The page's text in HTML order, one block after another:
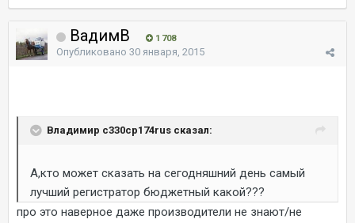
ВадимВ 1 708
Опубликовано 30 января, 2015
Владимир c330cp174rus сказал:
А,кто может сказать на сегодняшний день самый
лучший регистратор бюджетный какой???
про это наверное даже производители не знают/не